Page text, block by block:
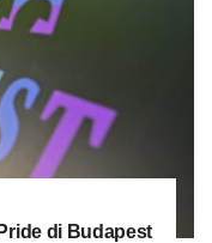
di Budapest